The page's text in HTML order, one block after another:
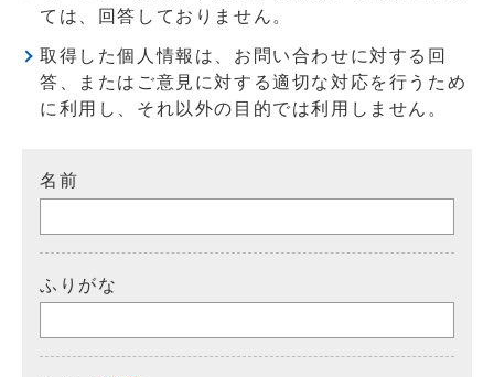
ては、回答しておりません。
取得した個人情報は、お問い合わせに対する回
答、またはご意見に対する適切な対応を行うため
に利用し、それ以外の目的では利用しません。
名前
ふりがな